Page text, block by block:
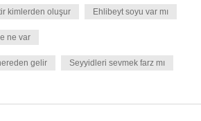
kimlerden oluşur Ehlibeyt soyu var mı
ne var
gelir Seyyidleri sevmek farz mı